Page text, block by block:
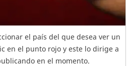
el país del que desea ver un
en el punto rojo y este lo dirige a
en el momento.